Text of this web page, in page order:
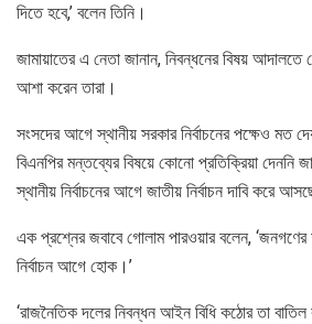
দিতে হবে,’ বলেন তিনি।
জামায়াতের এ নেতা জানান, নিবন্ধনের বিষয় আদালতে
আশা করেন তারা।
সংসদের আগে স্থানীয় সরকার নির্বাচনের পক্ষেও মত
বিএনপির মন্তব্যের বিষয়ে কোনো প্রতিক্রিয়া দেননি
স্থানীয় নির্বাচনের আগে জাতীয় নির্বাচন দাবি করে
এক প্রশ্নের জবাবে গোলাম পারওয়ার বলেন, ‘জনগণের
নির্বাচন আগে হোক।’
‘রাজনৈতিক দলের নিবন্ধন আইন বিধি কঠোর তা